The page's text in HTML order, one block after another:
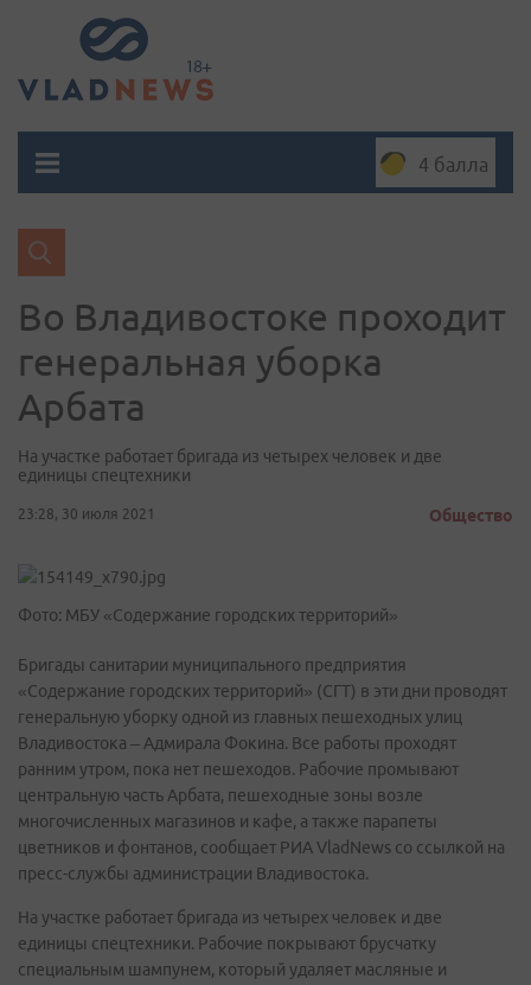
4 балла
Во Владивостоке проходит
генеральная уборка
Арбата
На участке работает бригада из четырех человек и две
единицы спецтехники
23:28, 30 июля 2021 Общество
Фото: МБУ «Содержание городских территорий»
Бригады санитарии муниципального предприятия
«Содержание городских территорий» (СГТ) в эти дни проводят
генеральную уборку одной из главных пешеходных улиц
Владивостока – Адмирала Фокина. Все работы проходят
ранним утром, пока нет пешеходов. Рабочие промывают
центральную часть Арбата, пешеходные зоны возле
многочисленных магазинов и кафе, а также парапеты
цветников и фонтанов, сообщает РИА VladNews со ссылкой на
пресс-службы администрации Владивостока.
На участке работает бригада из четырех человек и две
единицы спецтехники. Рабочие покрывают брусчатку
специальным шампунем, который удаляет масляные и